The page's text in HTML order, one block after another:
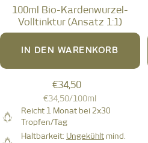
100ml Bio-Kardenwurzel-
Volltinktur (Ansatz 1:1)
IN DEN WARENKORB
Angebotspreis
€34,50
€34,50/100ml
Reicht 1 Monat bei 2x30
Tropfen/Tag
Haltbarkeit: Ungekühlt mind.